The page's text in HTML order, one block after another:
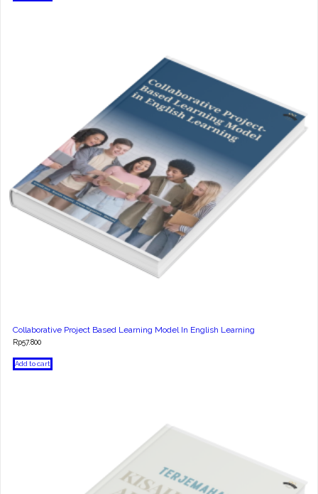
Collaborative Project Based Learning Model In English Learning
Rp57.800
Add to cart